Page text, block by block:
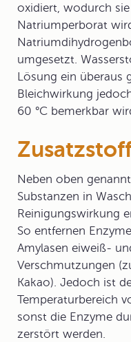
oxidiert, wodurch
Natriumperborat
umgesetzt.
Lösung ein überaus
Bleichwirkung
60 °C bemerkbar
Neben oben
Substanzen in
Reinigungswirkung
So entfernen Enzyme
Amylasen eiweiß-
Verschmutzungen
Kakao). Jedoch ist
Temperaturbereich
sonst die Enzyme
zerstört werden.